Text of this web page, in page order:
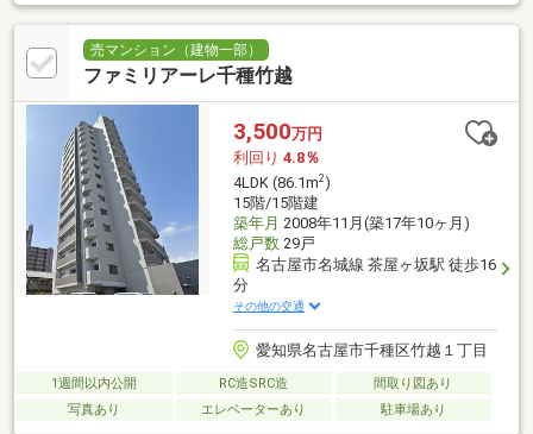
売マンション（建物一部）
ファミリアーレ千種竹越
3,500万円
利回り 4.8％
4LDK (86.1m2)
15階/15階建
築年月 2008年11月(築17年10ヶ月)
総戸数29戸
名古屋市名城線 茶屋ヶ坂駅 徒歩16
分
その他の交通
愛知県名古屋市千種区竹越１丁目
1週間以内公開 RC造SRC造
間取り図あり
写真あり
エレベーターあり 駐車場あり